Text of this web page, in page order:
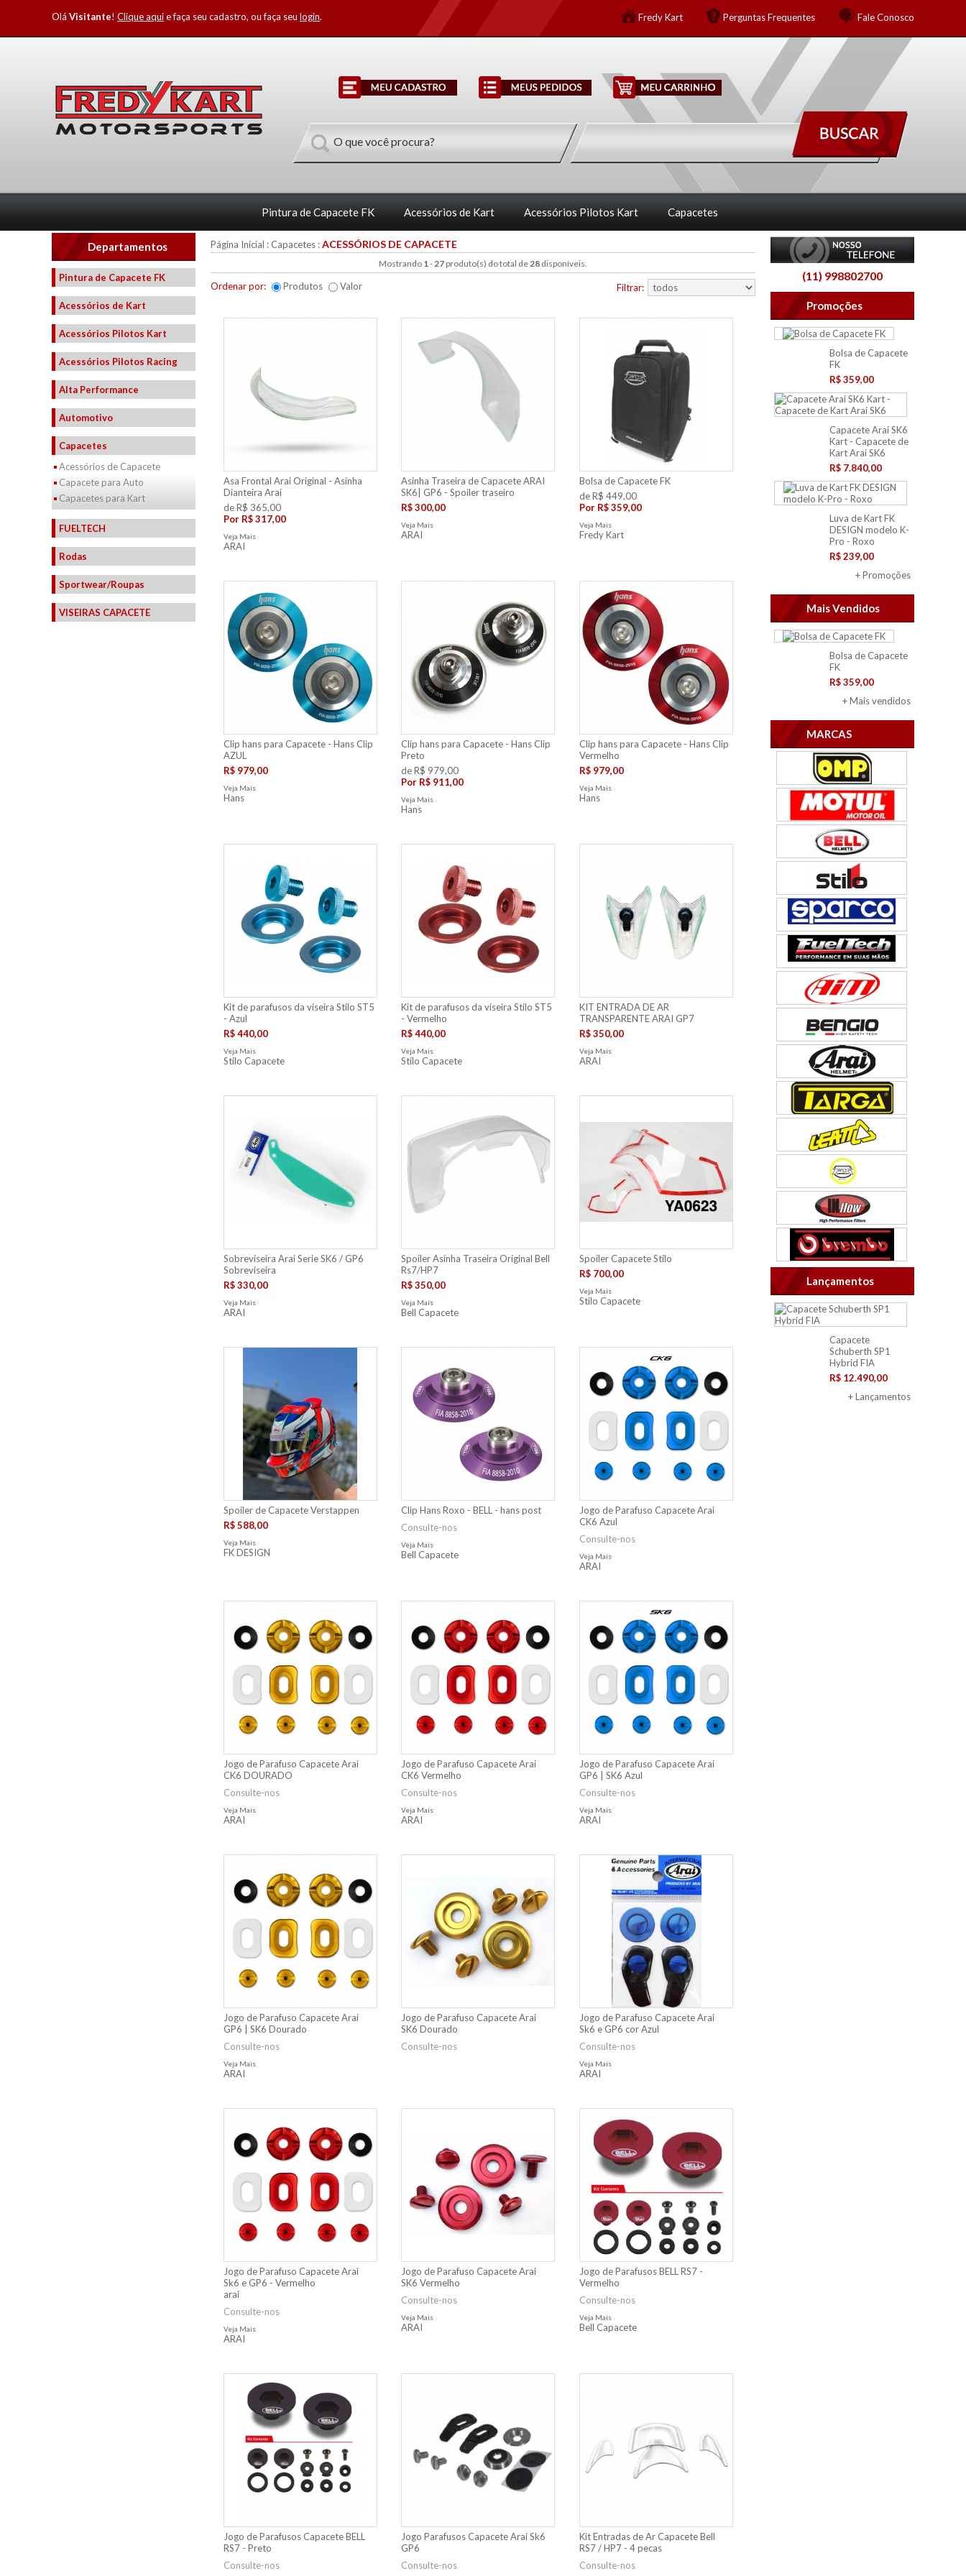
Olá Visitante! Clique aquie faça seu cadastro, ou faça seu login. Fredy Kart Perguntas Frequentes Fale Conosco
Pintura de Capacete FK Acessórios de Kart Acessórios Pilotos Kart Capacetes
Departamentos
Pintura de Capacete FK
Acessórios de Kart
Acessórios Pilotos Kart
Acessórios Pilotos Racing
Alta Performance
Automotivo
Capacetes
Acessórios de Capacete
Capacete para Auto
Capacetes para Kart
FUELTECH
Rodas
Sportwear/Roupas
VISEIRAS CAPACETE
(11) 998802700
Promoções
Bolsa de Capacete
FK
R$ 359,00
Capacete Arai SK6
Kart - Capacete de
Kart Arai SK6
R$ 7.840,00
Luva de Kart FK
DESIGN modelo K-
Pro - Roxo
R$ 239,00
+ Promoções
Mais Vendidos
Bolsa de Capacete
FK
R$ 359,00
+ Mais vendidos
MARCAS
Lançamentos
Capacete
Schuberth SP1
Hybrid FIA
R$ 12.490,00
+ Lançamentos
Página Inicial :Capacetes :ACESSÓRIOS DE CAPACETE
Mostrando 1-27 produto(s) do total de28 disponíveis.
Ordenar por: Produtos Valor Filtrar:
Asa Frontal Arai Original - Asinha
Dianteira Arai
de R$ 365,00
Por R$ 317,00
Veja Mais
ARAI
Asinha Traseira de Capacete ARAI
SK6| GP6 - Spoiler traseiro
R$ 300,00
Veja Mais
ARAI
Bolsa de Capacete FK
de R$ 449,00
Por R$ 359,00
Veja Mais
Fredy Kart
Clip hans para Capacete - Hans Clip
AZUL
R$ 979,00
Veja Mais
Hans
Clip hans para Capacete - Hans Clip
Preto
de R$ 979,00
Por R$ 911,00
Veja Mais
Hans
Clip hans para Capacete - Hans Clip
Vermelho
R$ 979,00
Veja Mais
Hans
Kit de parafusos da viseira Stilo ST5
- Azul
R$ 440,00
Veja Mais
Stilo Capacete
Kit de parafusos da viseira Stilo ST5
- Vermelho
R$ 440,00
Veja Mais
Stilo Capacete
KIT ENTRADA DE AR
TRANSPARENTE ARAI GP7
R$ 350,00
Veja Mais
ARAI
Sobreviseira Arai Serie SK6 / GP6
Sobreviseira
R$ 330,00
Veja Mais
ARAI
Spoiler Asinha Traseira Original Bell
Rs7/HP7
R$ 350,00
Veja Mais
Bell Capacete
Spoiler Capacete Stilo
R$ 700,00
Veja Mais
Stilo Capacete
Spoiler de Capacete Verstappen
R$ 588,00
Veja Mais
FK DESIGN
Clip Hans Roxo - BELL - hans post
Consulte-nos
Veja Mais
Bell Capacete
Jogo de Parafuso Capacete Arai
CK6 Azul
Consulte-nos
Veja Mais
ARAI
Jogo de Parafuso Capacete Arai
CK6 DOURADO
Consulte-nos
Veja Mais
ARAI
Jogo de Parafuso Capacete Arai
CK6 Vermelho
Consulte-nos
Veja Mais
ARAI
Jogo de Parafuso Capacete Arai
GP6 | SK6 Azul
Consulte-nos
Veja Mais
ARAI
Jogo de Parafuso Capacete Arai
GP6 | SK6 Dourado
Consulte-nos
Veja Mais
ARAI
Jogo de Parafuso Capacete Arai
SK6 Dourado
Consulte-nos
Jogo de Parafuso Capacete Arai
Sk6 e GP6 cor Azul
Consulte-nos
Veja Mais
ARAI
Jogo de Parafuso Capacete Arai
Sk6 e GP6 - Vermelho
arai
Consulte-nos
Veja Mais
ARAI
Jogo de Parafuso Capacete Arai
SK6 Vermelho
Consulte-nos
Veja Mais
ARAI
Jogo de Parafusos BELL RS7 -
Vermelho
Consulte-nos
Veja Mais
Bell Capacete
Jogo de Parafusos Capacete BELL
RS7 - Preto
Consulte-nos
Jogo Parafusos Capacete Arai Sk6
GP6
Consulte-nos
Kit Entradas de Ar Capacete Bell
RS7 / HP7 - 4 pecas
Consulte-nos